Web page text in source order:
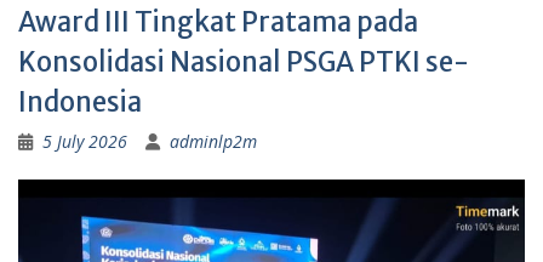
Award III Tingkat Pratama pada
Konsolidasi Nasional PSGA PTKI se-
Indonesia
5 July 2026 adminlp2m